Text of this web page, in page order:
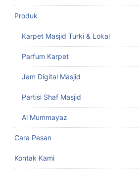
Produk
Karpet Masjid Turki & Lokal
Parfum Karpet
Jam Digital Masjid
Partisi Shaf Masjid
Al Mummayaz
Cara Pesan
Kontak Kami